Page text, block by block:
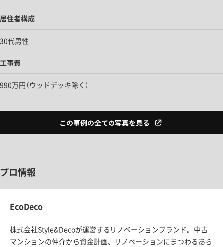
居住者構成
30代男性
工事費
990万円（ウッドデッキ除く）
この事例の全ての写真を見る
プロ情報
EcoDeco
株式会社Style&Decoが運営するリノベーションブランド。中古
マンションの仲介から資金計画、リノベーションにまつわるあら